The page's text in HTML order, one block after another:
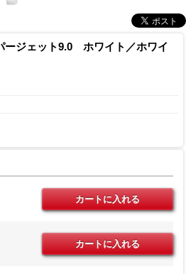
ジェット9.0 ホワイト／ホワイ